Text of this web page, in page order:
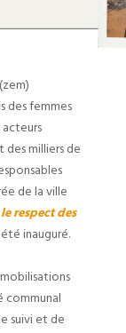
des femmes
des milliers de
de la ville
respect des
inauguré.
communal
suivi et de